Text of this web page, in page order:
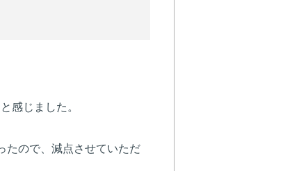
感じました。
たので、減点させていただ